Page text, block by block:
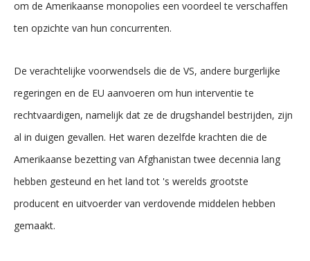
om de Amerikaanse monopolies een voordeel te verschaffen
ten opzichte van hun concurrenten.
De verachtelijke voorwendsels die de VS, andere burgerlijke
regeringen en de EU aanvoeren om hun interventie te
rechtvaardigen, namelijk dat ze de drugshandel bestrijden, zijn
al in duigen gevallen. Het waren dezelfde krachten die de
Amerikaanse bezetting van Afghanistan twee decennia lang
hebben gesteund en het land tot 's werelds grootste
producent en uitvoerder van verdovende middelen hebben
gemaakt.